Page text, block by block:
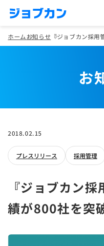
ホームお知らせ 『ジョブカン採
お
2018.02.15
プレスリリース 採用管理
『ジョブカン
績が800社を突